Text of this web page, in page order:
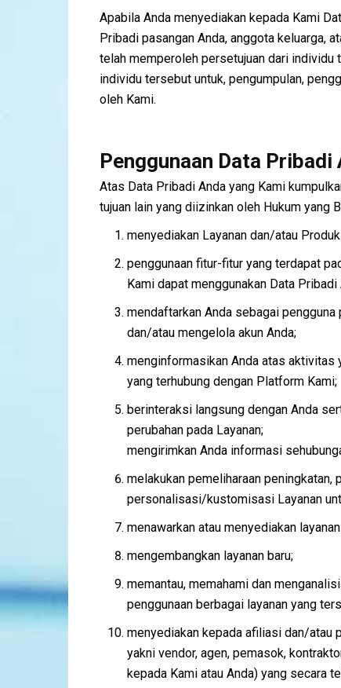
Apabila Anda menyediakan kepada Kami
Pribadi pasangan Anda, anggota keluarga,
telah memperoleh persetujuan dari individu
individu tersebut untuk, pengumpulan,
oleh Kami.
Penggunaan Data Pribadi
Atas Data Pribadi Anda yang Kami
tujuan lain yang diizinkan oleh Hukum yang
menyediakan Layanan dan/atau
penggunaan fitur-fitur yang terdapat
Kami dapat menggunakan Data
mendaftarkan Anda sebagai
dan/atau mengelola akun Anda;
menginformasikan Anda atas
yang terhubung dengan Platform Kami;
berinteraksi langsung dengan Anda
perubahan pada Layanan;
mengirimkan Anda informasi
melakukan pemeliharaan peningkatan,
personalisasi/kustomisasi Layanan
menawarkan atau menyediakan
mengembangkan layanan baru;
memantau, memahami dan
penggunaan berbagai layanan yang
menyediakan kepada afiliasi dan/atau
yakni vendor, agen, pemasok,
kepada Kami atau Anda) yang secara